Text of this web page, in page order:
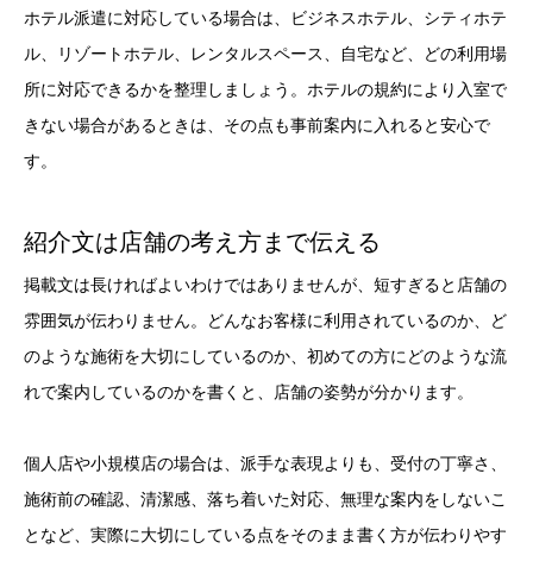
ホテル派遣に対応している場合は、ビジネスホテル、シティホテ
ル、リゾートホテル、レンタルスペース、自宅など、どの利用場
所に対応できるかを整理しましょう。ホテルの規約により入室で
きない場合があるときは、その点も事前案内に入れると安心で
す。
紹介文は店舗の考え方まで伝える
掲載文は長ければよいわけではありませんが、短すぎると店舗の
雰囲気が伝わりません。どんなお客様に利用されているのか、ど
のような施術を大切にしているのか、初めての方にどのような流
れで案内しているのかを書くと、店舗の姿勢が分かります。
個人店や小規模店の場合は、派手な表現よりも、受付の丁寧さ、
施術前の確認、清潔感、落ち着いた対応、無理な案内をしないこ
となど、実際に大切にしている点をそのまま書く方が伝わりやす